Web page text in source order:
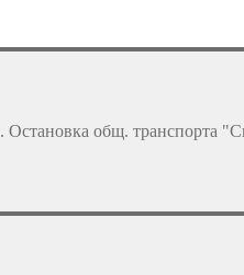
. Остановка общ. транспорта